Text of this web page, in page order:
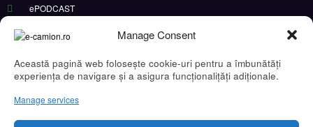
Manage Consent
Această pagină web folosește cookie-uri pentru a îmbunătăți
experiența de navigare și a asigura funcționalițăți adiționale.
Manage services
ePODCAST